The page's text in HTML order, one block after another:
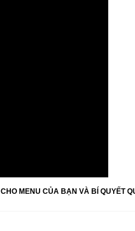
MENU CỦA BẠN VÀ BÍ QUYẾT